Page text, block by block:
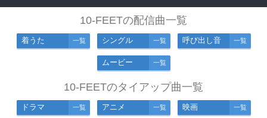
10-FEETの配信曲一覧
着うた 一覧 シングル 一覧 呼び出し音 一覧
ムービー 一覧
10-FEETのタイアップ曲一覧
ドラマ 一覧 アニメ 一覧 映画 一覧